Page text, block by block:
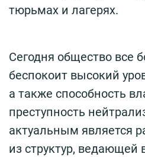
тюрьмах и лагерях.
Сегодня общество все
беспокоит высокий
а также способность
преступность
актуальным является
из структур, ведающей